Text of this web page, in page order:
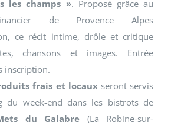
les champs ». Proposé grâce au
de Provence Alpes
ce récit intime, drôle et critique
chansons et images. Entrée
inscription.
frais et locauxseront servis
du week-end dans les bistrots de
du Galabre (La Robine-sur-